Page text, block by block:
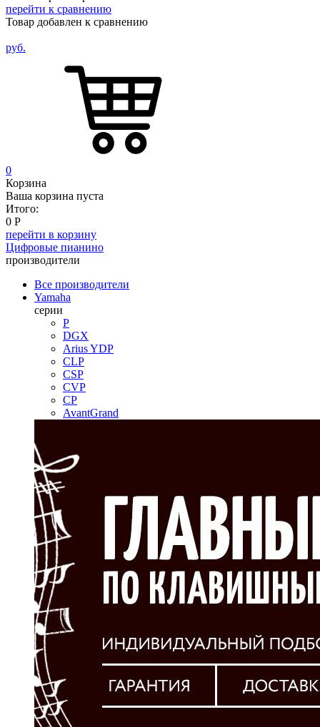
перейти к сравнению
Товар добавлен к сравнению
руб.
0
Корзина
Ваша корзина пуста
Итого:
0 Р
перейти в корзину
Цифровые пианино
производители
Все производители
Yamaha
серии
P
DGX
Arius YDP
CLP
CSP
CVP
CP
AvantGrand